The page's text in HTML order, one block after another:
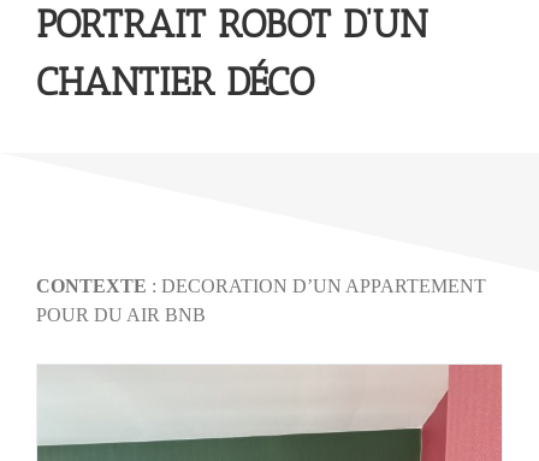
PORTRAIT ROBOT D’UN
CHANTIER DÉCO
CONTEXTE : DECORATION D’UN APPARTEMENT
POUR DU AIR BNB